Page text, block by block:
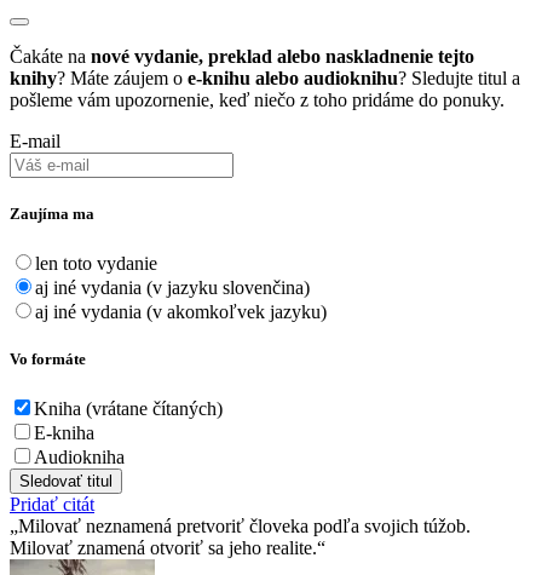
Čakáte na nové vydanie, preklad alebo naskladnenie tejto
knihy? Máte záujem o e-knihu alebo audioknihu? Sledujte titul a
pošleme vám upozornenie, keď niečo z toho pridáme do ponuky.
E-mail
Zaujíma ma
len toto vydanie
aj iné vydania (v jazyku slovenčina)
aj iné vydania (v akomkoľvek jazyku)
Vo formáte
Kniha (vrátane čítaných)
E-kniha
Audiokniha
Sledovať titul
Pridať citát
Milovať neznamená pretvoriť človeka podľa svojich túžob.
Milovať znamená otvoriť sa jeho realite.